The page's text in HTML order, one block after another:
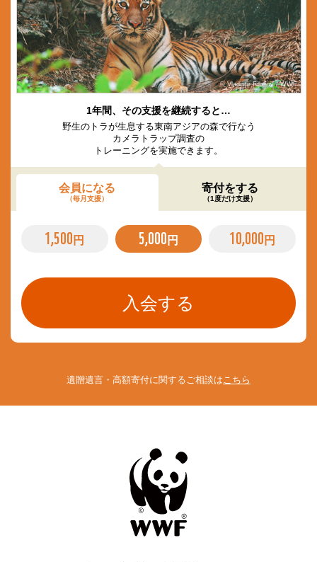
© Vladimir Filonov / WWF
1年間、その支援を継続すると…
野生のトラが生息する東南アジアの森で行なう
カメラトラップ調査の
トレーニングを実施できます。
会員になる
（毎月支援）
寄付をする
（1度だけ支援）
1,500 円 5,000 円 10,000 円
遺贈遺言・高額寄付に関するご相談はこちら